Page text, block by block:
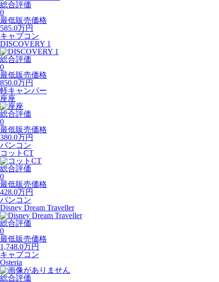
総合評価
0
最低販売価格
585.0万円
キャブコン
DISCOVERY 1
総合評価
0
最低販売価格
850.0万円
軽キャンパー
座座
総合評価
0
最低販売価格
380.0万円
バンコン
コットCT
総合評価
0
最低販売価格
428.0万円
バンコン
Disney Dream Traveller
総合評価
0
最低販売価格
1,748.0万円
キャブコン
Osteria
総合評価